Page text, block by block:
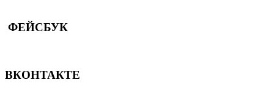
ФЕЙСБУК
ВКОНТАКТЕ